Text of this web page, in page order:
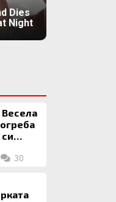
Dies
Night
Весела
30